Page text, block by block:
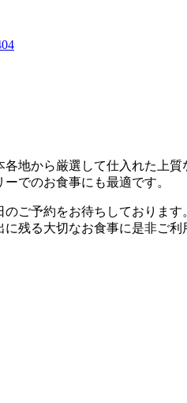
地から厳選して仕入れた上質
でのお食事にも最適です。
ご予約をお待ちしております
残る大切なお食事に是非ご利